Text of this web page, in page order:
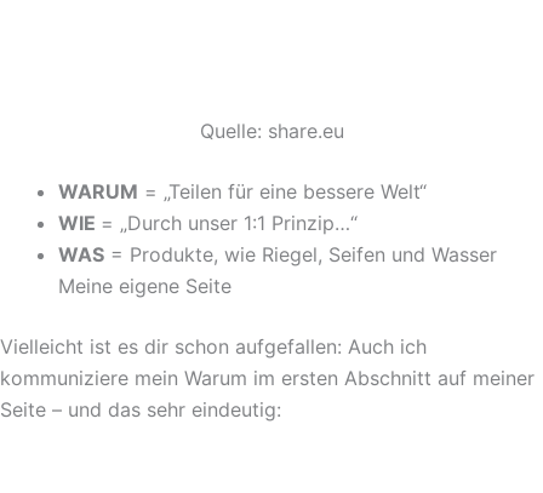
Quelle: share.eu
WARUM = „Teilen für eine bessere Welt“
WIE = „Durch unser 1:1 Prinzip…“
WAS = Produkte, wie Riegel, Seifen und Wasser
Meine eigene Seite
Vielleicht ist es dir schon aufgefallen: Auch ich
kommuniziere mein Warum im ersten Abschnitt auf meiner
Seite – und das sehr eindeutig: